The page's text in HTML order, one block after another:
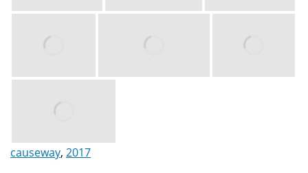
causeway, 2017